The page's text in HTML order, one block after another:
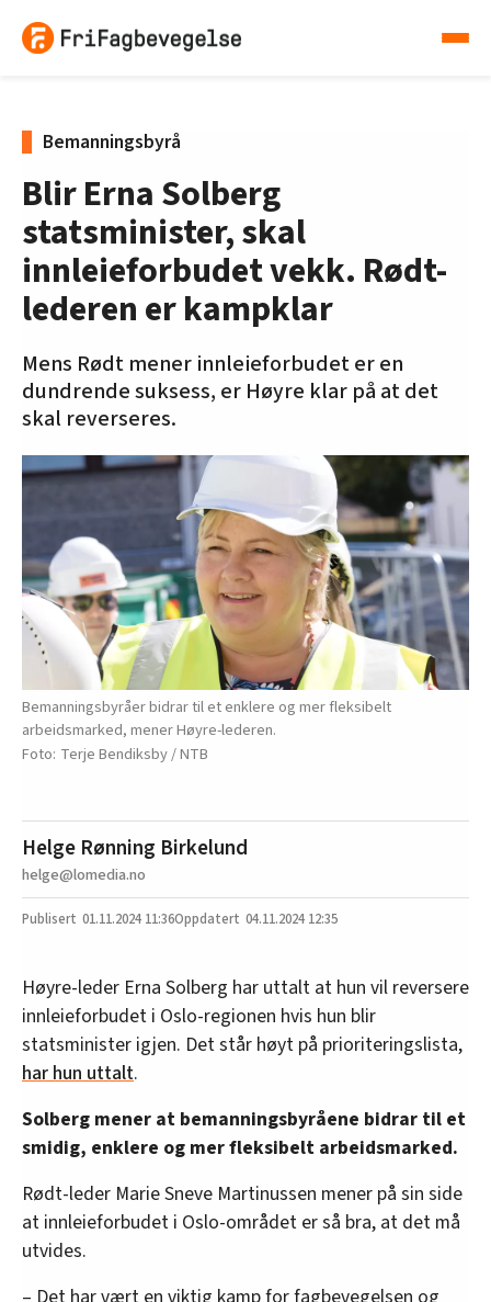
Bemanningsbyrå
Blir Erna Solberg
statsminister, skal
innleieforbudet vekk. Rødt-
lederen er kampklar
Mens Rødt mener innleieforbudet er en
dundrende suksess, er Høyre klar på at det
skal reverseres.
Bemanningsbyråer bidrar til et enklere og mer fleksibelt
arbeidsmarked, mener Høyre-lederen.
Terje Bendiksby / NTB
Helge Rønning Birkelund
helge@lomedia.no
01.11.2024 11:36 04.11.2024 12:35
Høyre-leder Erna Solberg har uttalt at hun vil reversere
innleieforbudet i Oslo-regionen hvis hun blir
statsminister igjen. Det står høyt på prioriteringslista,
har hun uttalt.
Solberg mener at bemanningsbyråene bidrar til et
smidig, enklere og mer fleksibelt arbeidsmarked.
Rødt-leder Marie Sneve Martinussen mener på sin side
at innleieforbudet i Oslo-området er så bra, at det må
utvides.